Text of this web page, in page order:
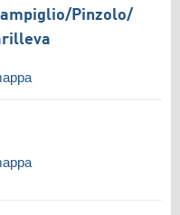
​Pinzolo/​